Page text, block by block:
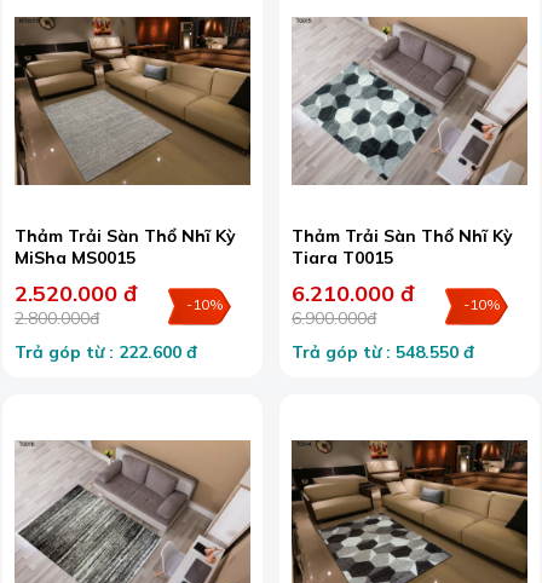
Thảm Trải Sàn Thổ Nhĩ Kỳ
MiSha MS0015
2.520.000 đ
2.800.000đ
-10%
Trả góp từ : 222.600 đ
Thảm Trải Sàn Thổ Nhĩ Kỳ
Tiara T0015
6.210.000 đ
6.900.000đ
-10%
Trả góp từ : 548.550 đ